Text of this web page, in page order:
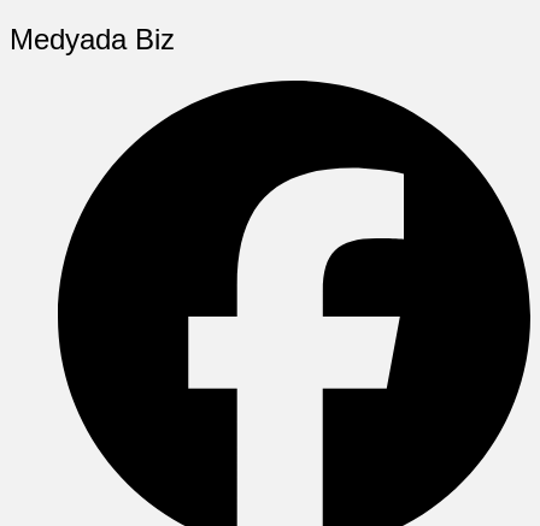
Medyada Biz